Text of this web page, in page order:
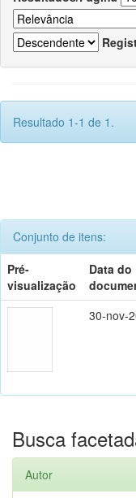
Resultado 1-1 de 1.
Conjunto de itens:
Pré-
visualização
Data do
30-nov-
Busca
Autor